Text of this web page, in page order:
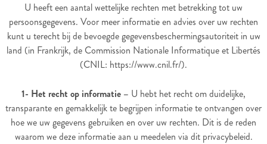
U heeft een aantal wettelijke rechten met betrekking tot uw
persoonsgegevens. Voor meer informatie en advies over uw rechten
kunt u terecht bij de bevoegde gegevensbeschermingsautoriteit in uw
land (in Frankrijk, de Commission Nationale Informatique et Libertés
(CNIL: https://www.cnil.fr/).
1- Het recht op informatie – U hebt het recht om duidelijke,
transparante en gemakkelijk te begrijpen informatie te ontvangen over
hoe we uw gegevens gebruiken en over uw rechten. Dit is de reden
waarom we deze informatie aan u meedelen via dit privacybeleid.